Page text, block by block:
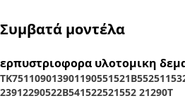
Συμβατά μοντέλα
ερπυστριοφορα υλοτομικη
TK751109013901190551521B552511
23912290522B541522521552 21290T